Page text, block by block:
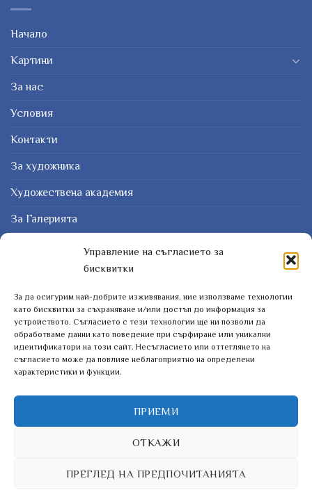
Управление на съгласието за
бисквитки
За да осигурим най-добрите изживявания, ние използваме технологии
като бисквитки за съхраняване и/или достъп до информация за
устройството. Съгласието с тези технологии ще ни позволи да
обработваме данни като поведение при сърфиране или уникални
идентификатори на този сайт. Несъгласието или оттеглянето на
съгласието може да повлияе неблагоприятно на определени
характеристики и функции.
ПРИЕМИ
ОТКАЖИ
ПРЕГЛЕД НА ПРЕДПОЧИТАНИЯТА
Начало
Картини
За нас
Условия
Контакти
За художника
Художествена академия
За Галерията
Защо картина?
ЗАПИШЕТЕ СЕ ЗА НАШИЯТ БЮЛЕТИН